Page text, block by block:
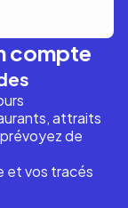
compte
attraits
de
et vos tracés